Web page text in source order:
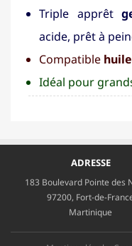
Triple apprêt
acide, prêt à
Compatible
Idéal pour
ADRESSE
183 Boulevard Pointe des
97200, Fort-de-
Martinique